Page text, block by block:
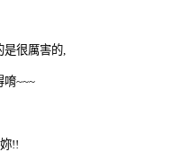
是很厲害的
唷~~~
!!